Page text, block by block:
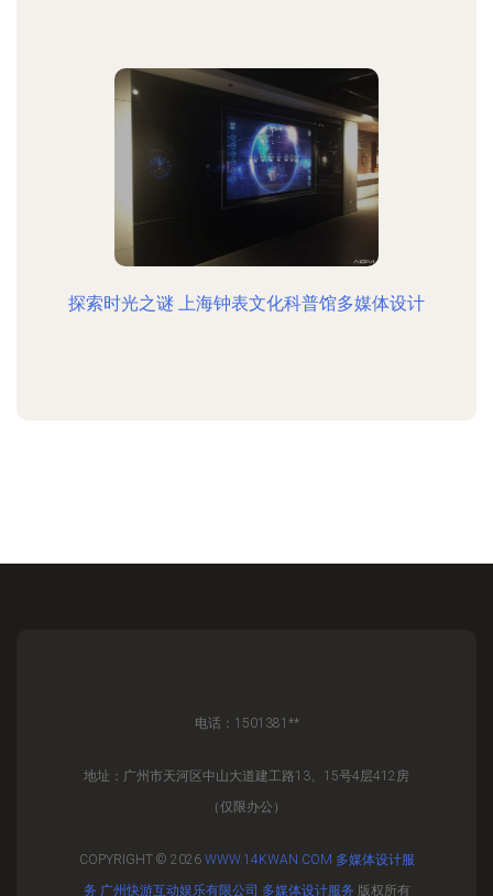
探索时光之谜 上海钟表文化科普馆多媒体设计
电话：1501381**
地址：广州市天河区中山大道建工路13、15号4层412房
（仅限办公）
COPYRIGHT © 2026 WWW.14KWAN.COM 多媒体设计服
务 广州快游互动娱乐有限公司 多媒体设计服务 版权所有